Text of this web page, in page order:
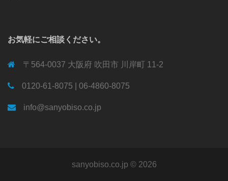
お気軽にご相談ください。
〒564-0037 大阪府 吹田市 川岸町 11-2
0120-61-8075 | 06-4860-8075
info@sanyobiso.co.jp
sanyobiso.co.jp © 2026